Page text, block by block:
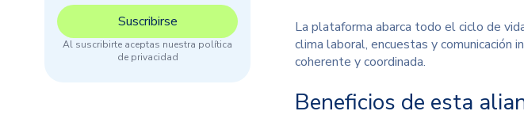
Al suscribirte aceptas nuestra política
de privacidad
La plataforma abarca todo el ciclo de
clima laboral, encuestas y comunicación
coherente y coordinada.
Beneficios de esta